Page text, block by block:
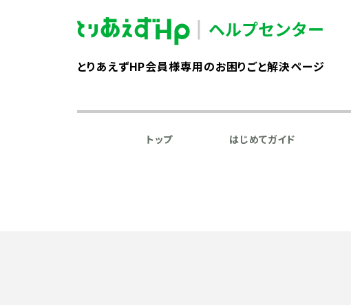
とりあえずHP会員様専用のお困りごと解決ページ
トップ はじめてガイド